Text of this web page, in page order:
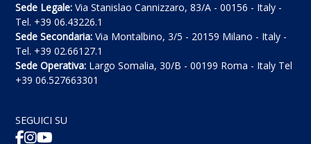
Sede Legale: Via Stanislao Cannizzaro, 83/A - 00156 - Italy -
Tel. +39 06.43226.1
Sede Secondaria: Via Montalbino, 3/5 - 20159 Milano - Italy -
Tel. +39 02.66127.1
Sede Operativa: Largo Somalia, 30/B - 00199 Roma - Italy Tel
+39 06.527663301
SEGUICI SU